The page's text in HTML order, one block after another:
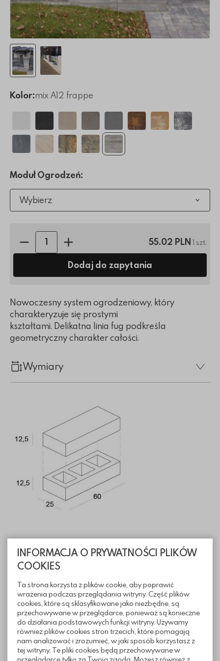
INFORMACJA O PRYWATNOŚCI PLIKÓW
COOKIES
Ta strona korzysta z plików cookie, aby poprawić
wrażenia podczas przeglądania witryny. Część plików
cookies, które są sklasyfikowane jako niezbędne, są
przechowywane w przeglądarce, ponieważ są konieczne
do działania podstawowych funkcji witryny. Używamy
również plików cookies stron trzecich, które pomagają
nam analizować i zrozumieć, w jaki sposób korzystasz z
tej witryny. Te pliki cookies będą przechowywane w
Kolor:mix A12 frappe
Moduł Ogrodzeń:
Wybierz
Ilość sztuk: 55.02 PLN 1 szt.
Dodaj do zapytania
Nowoczesny system ogrodzeniowy, który
charakteryzuje się prostymi
kształtami. Delikatna linia fug podkreśla
geometryczny charakter całości.
Wymiary
Informacje techniczne
Pliki do pobrania
Realizacje z wykorzystaniem
ogrodzenia gładkiego Slim